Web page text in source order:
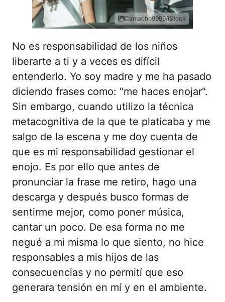
Camacho9999/iStock
No es responsabilidad de los niños
liberarte a ti y a veces es difícil
entenderlo. Yo soy madre y me ha pasado
diciendo frases como: "me haces enojar".
Sin embargo, cuando utilizo la técnica
metacognitiva de la que te platicaba y me
salgo de la escena y me doy cuenta de
que es mi responsabilidad gestionar el
enojo. Es por ello que antes de
pronunciar la frase me retiro, hago una
descarga y después busco formas de
sentirme mejor, como poner música,
cantar un poco. De esa forma no me
negué a mi misma lo que siento, no hice
responsables a mis hijos de las
consecuencias y no permití que eso
generara tensión en mí y en el ambiente.